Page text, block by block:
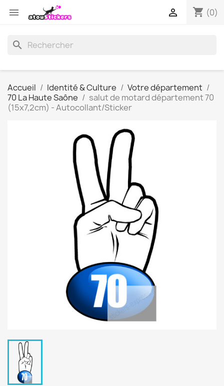
 shopping_cart (0)

search
Accueil Identité & Culture
Votre département
70 La Haute Saône
salut de motard département 70
(15x7,2cm) - Autocollant/Sticker